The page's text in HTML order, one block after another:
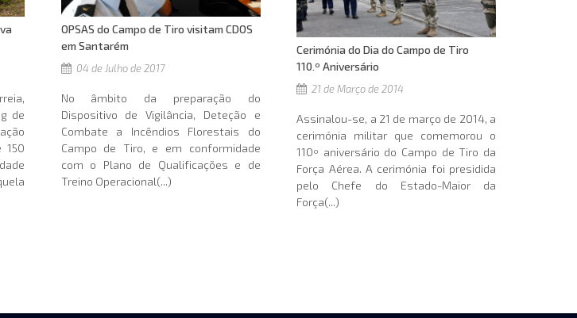
de
150
OPSAS do Campo de Tiro visitam CDOS
em Santarém
04 de Julho de 2017
No âmbito da preparação do
Dispositivo de Vigilância, Deteção e
Combate a Incêndios Florestais do
Campo de Tiro, e em conformidade
com o Plano de Qualificações e de
Treino Operacional(...)
Cerimónia do Dia do Campo de Tiro 
110.º Aniversário
21 de Março de 2014
Assinalou-se, a 21 de março de 2014, a
cerimónia militar que comemorou o
110º aniversário do Campo de Tiro da
Força Aérea. A cerimónia foi presidida
pelo Chefe do Estado-Maior da
Força(...)